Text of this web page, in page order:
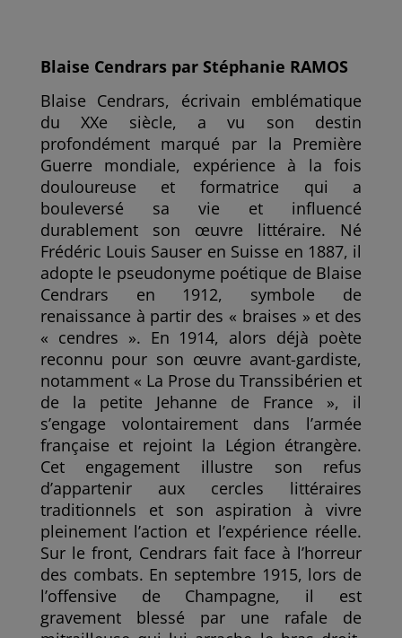
k n r
Blaise Cendrars par Stéphanie RAMOS
Blaise Cendrars, écrivain emblématique
du XXe siècle, a vu son destin
profondément marqué par la Première
Guerre mondiale, expérience à la fois
douloureuse et formatrice qui a
bouleversé sa vie et influencé
durablement son œuvre littéraire. Né
Frédéric Louis Sauser en Suisse en 1887, il
adopte le pseudonyme poétique de Blaise
Cendrars en 1912, symbole de
renaissance à partir des « braises » et des
« cendres ». En 1914, alors déjà poète
reconnu pour son œuvre avant-gardiste,
notamment « La Prose du Transsibérien et
de la petite Jehanne de France », il
s’engage volontairement dans l’armée
française et rejoint la Légion étrangère.
Cet engagement illustre son refus
d’appartenir aux cercles littéraires
traditionnels et son aspiration à vivre
pleinement l’action et l’expérience réelle.
Sur le front, Cendrars fait face à l’horreur
des combats. En septembre 1915, lors de
l’offensive de Champagne, il est
gravement blessé par une rafale de